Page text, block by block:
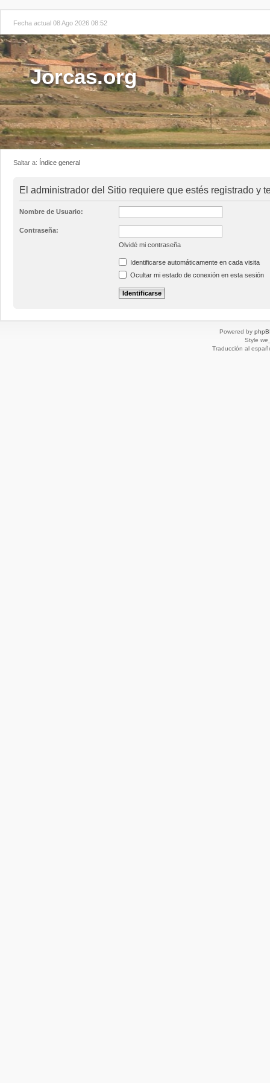
Fecha actual 08 Ago 2026 08:52
Jorcas.org
Saltar a: Índice general
El administrador del Sitio requiere que estés registrado y
Nombre de Usuario:
Contraseña:
Olvidé mi contraseña
Identificarse automáticamente en cada visita
Ocultar mi estado de conexión en esta sesión
Powered by
Style
Traducción al